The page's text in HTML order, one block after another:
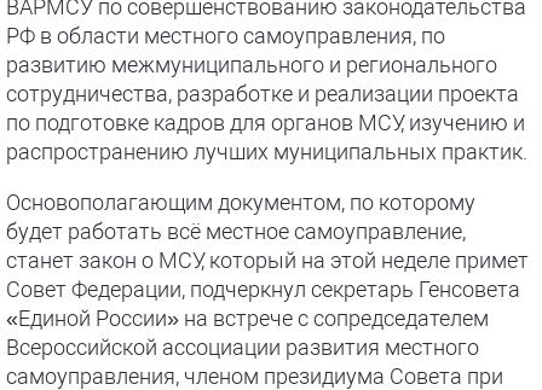
ВАРМСУ по совершенствованию законодательства
РФ в области местного самоуправления, по
развитию межмуниципального и регионального
сотрудничества, разработке и реализации проекта
по подготовке кадров для органов МСУ, изучению и
распространению лучших муниципальных практик.
Основополагающим документом, по которому
будет работать всё местное самоуправление,
станет закон о МСУ, который на этой неделе примет
Совет Федерации, подчеркнул секретарь Генсовета
«Единой России» на встрече с сопредседателем
Всероссийской ассоциации развития местного
самоуправления, членом президиума Совета при